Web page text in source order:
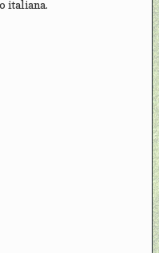
italiana.